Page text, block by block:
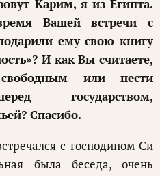
Карим, я из Египта.
Вашей встречи с
ему свою книгу
И как Вы считаете,
или нести
государством,
Спасибо.
с господином Си
была беседа, очень